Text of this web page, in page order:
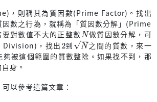
，則稱其為質因數(Prime Factor)。找出
因數之行為，就稱為「質因數分解」(Prime
對數值不大的正整數N 做質因數分解，可
Division)，找出2到N
之間的質數，來一
夠被這個範圍的質數整除。如果找不到，那
身。
以參考這篇文章：